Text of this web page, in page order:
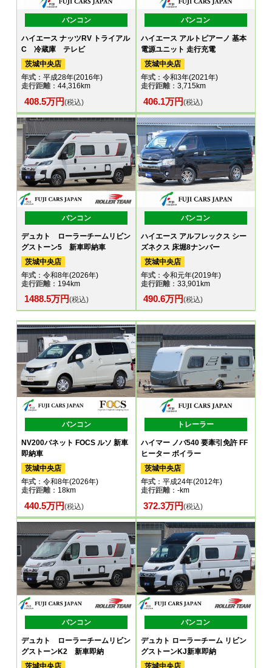
バンコン
ハイエース ナッツRV トライアル
C 冷蔵庫 テレビ
茨城中央店
年式 ：平成28年(2016年)
走行距離：44,316km
408.5万円(税込)
バンコン
ハイエース アルトピアーノ 基本
電源ユニット 走行充電
茨城中央店
年式：令和3年(2021年)
走行距離：3,715km
406.1万円(税込)
バンコン
デュカト ローラーチームリビン
グストーン5 新車即納車
茨城中央店
年式 ：令和8年(2026年)
走行距離：194km
1488.5万円(税込)
バンコン
ハイエース アルフレックス シー
ズネクス 床堀8ナンバー
茨城中央店
年式：令和元年(2019年)
走行距離：33,901km
490.6万円(税込)
バンコン
NV200バネット FOCS ルソ 新車
即納車
茨城中央店
年式 ：令和8年(2026年)
走行距離：18km
440.5万円(税込)
トレーラー
ハイマー ノバ540 要牽引免許 FF
ヒーター ボイラー
茨城中央店
年式：平成24年(2012年)
走行距離：-km
372.3万円(税込)
バンコン
デュカト ローラーチームリビン
グストーンK2 新車即納
茨城中央店
バンコン
デュカト ローラーチーム リビン
グストーンKJ新車即納
茨城中央店